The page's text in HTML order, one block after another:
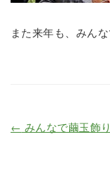
また来年も、みん
← みんなで繭玉飾